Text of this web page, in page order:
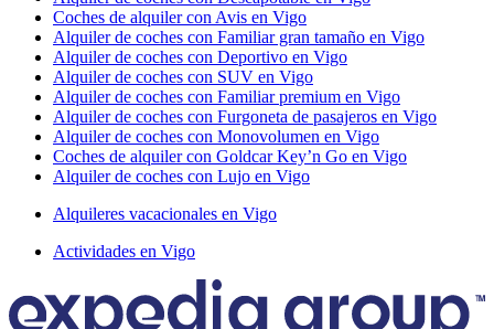
Coches de alquiler con Avis en Vigo
Alquiler de coches con Familiar gran tamaño en Vigo
Alquiler de coches con Deportivo en Vigo
Alquiler de coches con SUV en Vigo
Alquiler de coches con Familiar premium en Vigo
Alquiler de coches con Furgoneta de pasajeros en Vigo
Alquiler de coches con Monovolumen en Vigo
Coches de alquiler con Goldcar Key’n Go en Vigo
Alquiler de coches con Lujo en Vigo
Alquileres vacacionales en Vigo
Actividades en Vigo